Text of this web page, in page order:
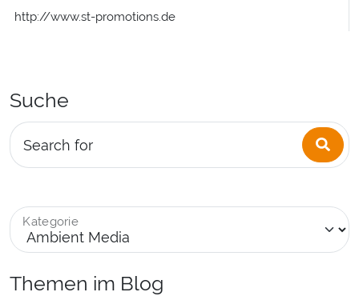
http://www.st-promotions.de
Suche
Search for
Kategorie
Themen im Blog